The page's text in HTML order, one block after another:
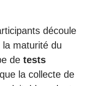
découle
maturité du
de tests
la collecte de